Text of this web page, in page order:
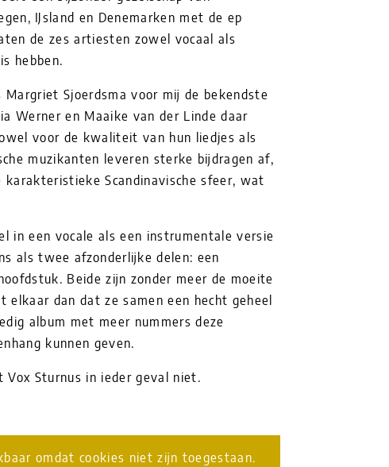
IJsland en Denemarken met de ep
de zes artiesten zowel vocaal als
hebben.
Margriet Sjoerdsma voor mij de bekendste
Werner en Maaike van der Linde daar
voor de kwaliteit van hun liedjes als
muzikanten leveren sterke bijdragen af,
karakteristieke Scandinavische sfeer, wat
in een vocale als een instrumentale versie
als twee afzonderlijke delen: een
Beide zijn zonder meer de moeite
dan dat ze samen een hecht geheel
album met meer nummers deze
kunnen geven.
Sturnus in ieder geval niet.
omdat cookies niet zijn toegestaan.